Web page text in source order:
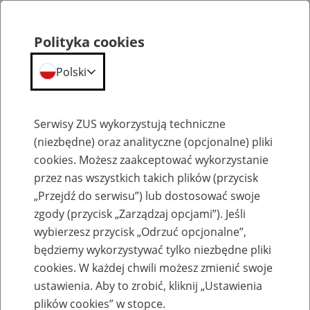
Emerytury
Baza zlikwidowanych lub
przekształconych zakładów pracy
Polityka cookies
Polski
Serwisy ZUS wykorzystują techniczne
(niezbędne) oraz analityczne (opcjonalne) pliki
cookies. Możesz zaakceptować wykorzystanie
przez nas wszystkich takich plików (przycisk
„Przejdź do serwisu”) lub dostosować swoje
zgody (przycisk „Zarządzaj opcjami”). Jeśli
wybierzesz przycisk „Odrzuć opcjonalne”,
będziemy wykorzystywać tylko niezbędne pliki
cookies. W każdej chwili możesz zmienić swoje
ustawienia. Aby to zrobić, kliknij „Ustawienia
plików cookies” w stopce.